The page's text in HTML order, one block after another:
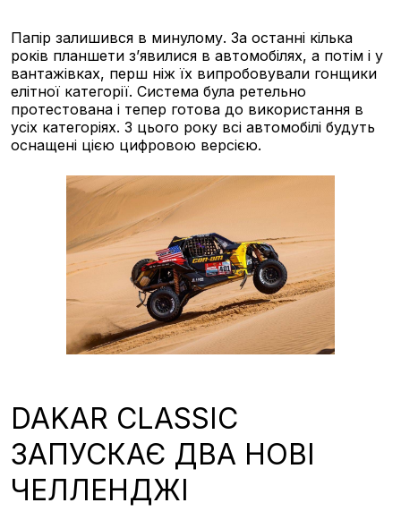
Папір залишився в минулому. За останні кілька
років планшети з’явилися в автомобілях, а потім і у
вантажівках, перш ніж їх випробовували гонщики
елітної категорії. Система була ретельно
протестована і тепер готова до використання в
усіх категоріях. З цього року всі автомобілі будуть
оснащені цією цифровою версією.
DAKAR CLASSIC
ЗАПУСКАЄ ДВА НОВІ
ЧЕЛЛЕНДЖІ